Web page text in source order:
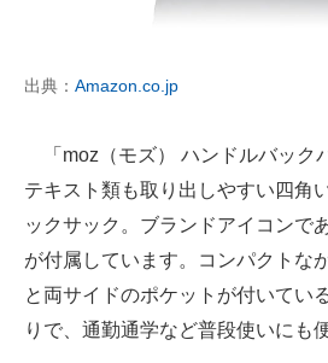
出典： Amazon.co.jp
「moz（モズ） ハンドルバック
テキスト類も取り出しやすい四角
ックサック。ブランドアイコンで
が付属しています。コンパクトな
と両サイドのポケットが付いてい
りで、通勤通学など普段使いにも